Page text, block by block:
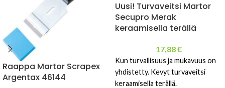
Raappa Martor Scrapex
Argentax 46144
Uusi! Turvaveitsi Martor
Secupro Merak
keraamisella terällä
17,88€
Kun turvallisuus ja mukavuus on
yhdistetty. Kevyt turvaveitsi
keraamisella terällä.